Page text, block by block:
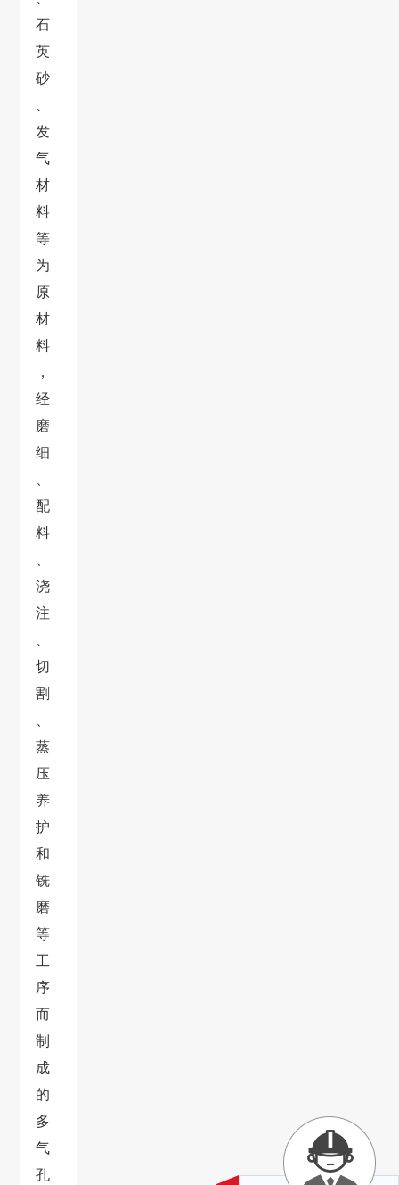
石
英
砂
发
气
材
料
等
为
原
材
料
，
经
磨
细
配
料
浇
注
切
割
蒸
压
养
护
和
铣
磨
等
工
序
而
制
成
的
多
气
孔